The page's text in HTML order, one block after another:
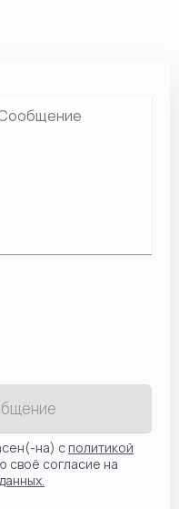
на) сполитикой
своё согласие на